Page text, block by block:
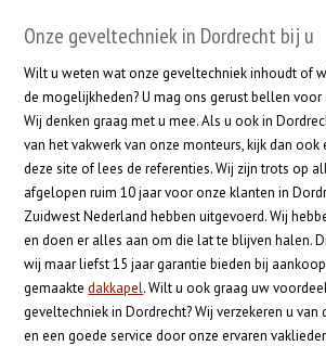
Onze geveltechniek in Dordrecht bij u
Wilt u weten wat onze geveltechniek inhoudt of
de mogelijkheden? U mag ons gerust bellen
Wij denken graag met u mee. Als u ook in
van het vakwerk van onze monteurs, kijk dan ook
deze site of lees de referenties. Wij zijn trots op
afgelopen ruim 10 jaar voor onze klanten in
Zuidwest Nederland hebben uitgevoerd. Wij
en doen er alles aan om die lat te blijven halen.
wij maar liefst 15 jaar garantie bieden bij
gemaaktedakkapel. Wilt u ook graag uw
geveltechniek in Dordrecht? Wij verzekeren u
en een goede service door onze ervaren